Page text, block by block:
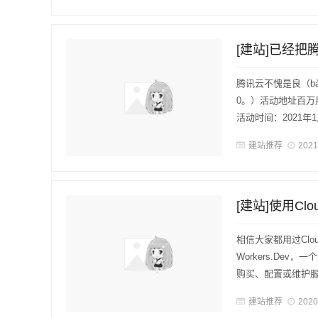
腾讯云不愧是良（
0。）活动地址百
活动时间：2021年
建站推荐
[建站]使用
相信大家都用过
Workers.Dev，一
购买、配置或维护
建站推荐